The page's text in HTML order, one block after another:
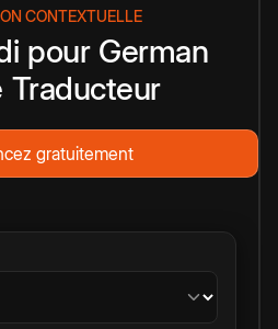
CONTEXTUELLE
pour German
Traducteur
gratuitement